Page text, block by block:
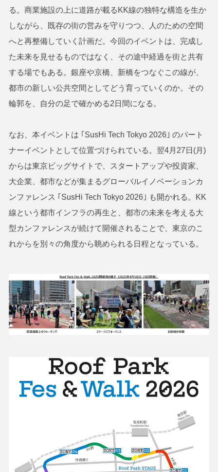
る。商業施設の上に道路が載るKK線の独特な構造を生か
しながら、既存の街の営みを守りつつ、人のための空間
へと再整備していく計画だ。今回のイベントは、完成し
た未来を見せるものではなく、その途中経過を街と共有
する場でもある。銀座や京橋、新橋をつなぐこの線が、
都市の新しい公共空間としてどう育っていくのか。その
輪郭を、自分の足で確かめる2日間になる。
なお、本イベントは ｢SusHi Tech Tokyo 2026｣ のパート
ナーイベントとして位置づけられている。翌4月27日(月)
からは東京ビッグサイトで、スタートアップや投資家、
大企業、都市などが集まるグローバルイノベーションカ
ンファレンス ｢SusHi Tech Tokyo 2026｣ も開かれる。KK
線という都市インフラの再生と、都市の未来を考える大
型カンファレンスが続けて開催されることで、東京のこ
れからを別々の角度から眺められる日程となっている。